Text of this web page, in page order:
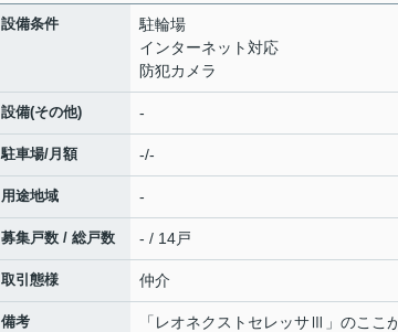
設備条件
駐輪場
インターネット対応
防犯カメラ
設備(その他) -
駐車場/月額 -/-
用途地域 -
募集戸数 / 総戸数 - / 14戸
取引態様 仲介
備考
「レオネクストセレッサⅢ」のここ